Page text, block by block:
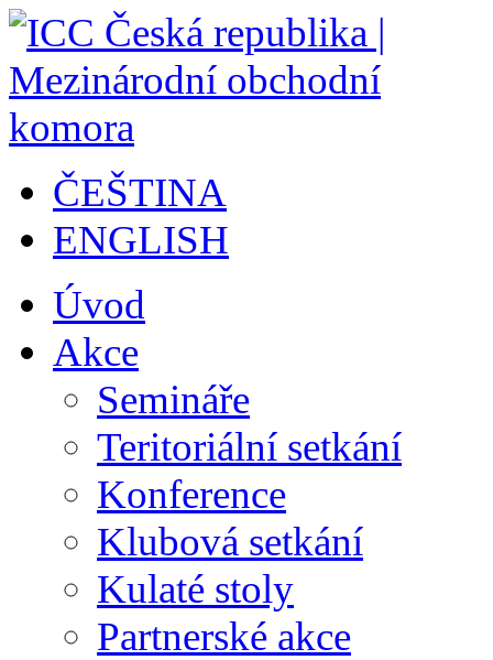
ČEŠTINA
ENGLISH
Úvod
Akce
Semináře
Teritoriální setkání
Konference
Klubová setkání
Kulaté stoly
Partnerské akce